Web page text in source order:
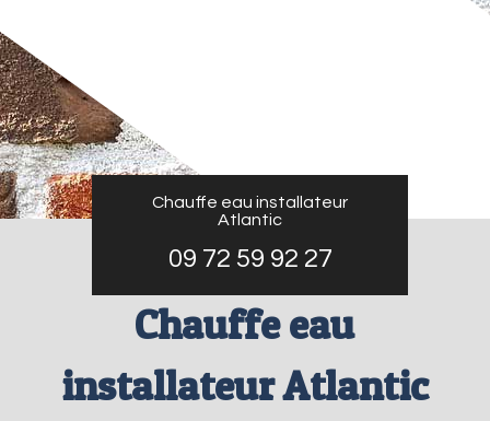
Chauffe eau installateur
Atlantic
09 72 59 92 27
Chauffe eau
installateur Atlantic